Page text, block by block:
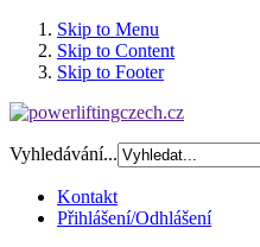
Skip to Menu
Skip to Content
Skip to Footer
Vyhledávání...
Kontakt
Přihlášení/Odhlášení